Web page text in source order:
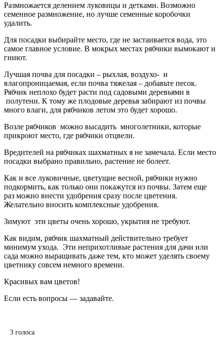
Размножается делением луковицы и детками. Возможно
семенное размножение, но лучше семенные коробочки
удалить.
Для посадки выбирайте место, где не застаивается вода, это
самое главное условие. В мокрых местах рябчики вымокают и
гниют.
Лучшая почва для посадки – рыхлая, воздухо- и
влагопроницаемая, если почва тяжелая – добавьте песок.
Рябчик неплохо будет расти под садовыми деревьями в
полутени. К тому же плодовые деревья забирают из почвы
много влаги, для рябчиков летом это будет хорошо.
Возле рябчиков можно высадить многолетники, которые
прикроют место, где рябчики отцвели.
Вредителей на рябчиках шахматных я не замечала. Если место
посадки выбрано правильно, растение не болеет.
Как и все луковичные, цветущие весной, рябчики нужно
подкормить, как только они покажутся из почвы. Затем еще
раз можно внести удобрения сразу после цветения.
Желательно вносить комплексные удобрения.
Зимуют эти цветы очень хорошо, укрытия не требуют.
Как видим, рябчик шахматный действительно требует
минимум ухода. Эти неприхотливые растения для дачи или
сада можно выращивать даже тем, кто может уделять своему
цветнику совсем немного времени.
Красивых вам цветов!
Если есть вопросы — задавайте.
3 голоса